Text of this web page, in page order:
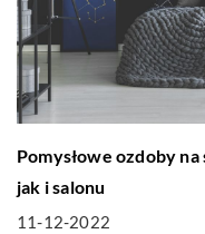
Pomysłowe ozdoby
jak i salonu
11-12-2022